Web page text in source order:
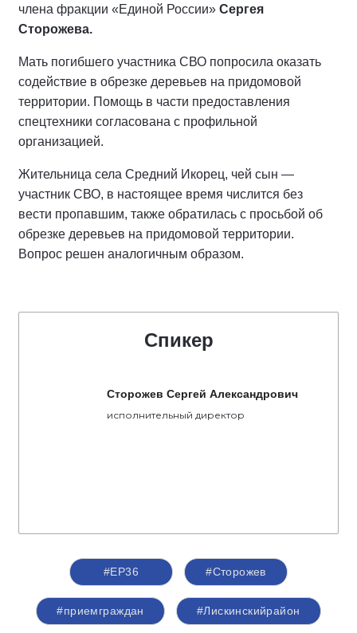
члена фракции «Единой России» Сергея
Сторожева.
Мать погибшего участника СВО попросила оказать
содействие в обрезке деревьев на придомовой
территории. Помощь в части предоставления
спецтехники согласована с профильной
организацией.
Жительница села Средний Икорец, чей сын —
участник СВО, в настоящее время числится без
вести пропавшим, также обратилась с просьбой об
обрезке деревьев на придомовой территории.
Вопрос решен аналогичным образом.
Спикер
Сторожев Сергей Александрович
исполнительный директор
#ЕР36 #Сторожев
#приемграждан #Лискинскийрайон